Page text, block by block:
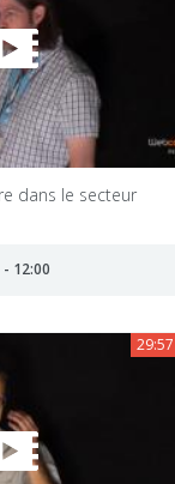
dans le secteur
12:00
29:57